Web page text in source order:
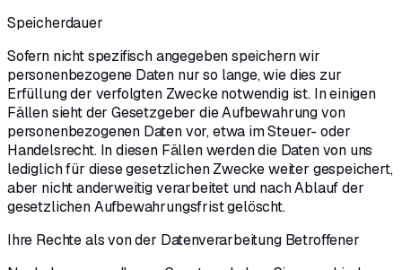
Speicherdauer
Sofern nicht spezifisch angegeben speichern wir
personenbezogene Daten nur so lange, wie dies zur
Erfüllung der verfolgten Zwecke notwendig ist. In einigen
Fällen sieht der Gesetzgeber die Aufbewahrung von
personenbezogenen Daten vor, etwa im Steuer- oder
Handelsrecht. In diesen Fällen werden die Daten von uns
lediglich für diese gesetzlichen Zwecke weiter gespeichert,
aber nicht anderweitig verarbeitet und nach Ablauf der
gesetzlichen Aufbewahrungsfrist gelöscht.
Ihre Rechte als von der Datenverarbeitung Betroffener